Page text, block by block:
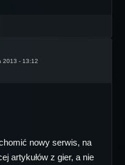
2013 - 13:12
nowy serwis, na
artykułów z gier, a nie